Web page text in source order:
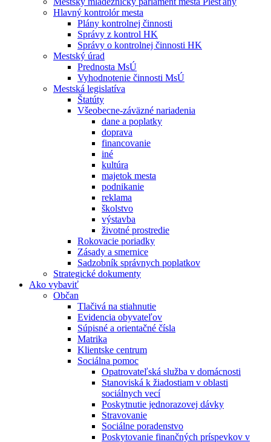
Hlavný kontrolór mesta
Plány kontrolnej činnosti
Správy z kontrol HK
Správy o kontrolnej činnosti HK
Mestský úrad
Prednosta MsÚ
Vyhodnotenie činnosti MsÚ
Mestská legislatíva
Štatúty
Všeobecne-záväzné nariadenia
dane a poplatky
doprava
financovanie
iné
kultúra
majetok mesta
podnikanie
reklama
školstvo
výstavba
životné prostredie
Rokovacie poriadky
Zásady a smernice
Sadzobník správnych poplatkov
Strategické dokumenty
Ako vybaviť
Občan
Tlačivá na stiahnutie
Evidencia obyvateľov
Súpisné a orientačné čísla
Matrika
Klientske centrum
Sociálna pomoc
Opatrovateľská služba v domácnosti
Stanoviská k žiadostiam v oblasti
sociálnych vecí
Poskytnutie jednorazovej dávky
Stravovanie
Sociálne poradenstvo
Poskytovanie finančných príspevkov v